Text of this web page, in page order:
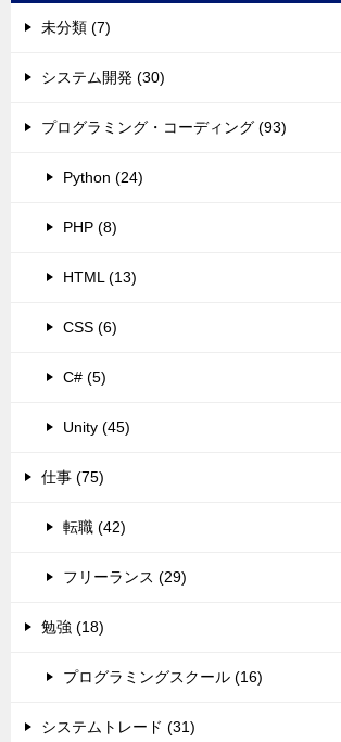
未分類 (7)
システム開発 (30)
プログラミング・コーディング (93)
Python (24)
PHP (8)
HTML (13)
CSS (6)
C# (5)
Unity (45)
仕事 (75)
転職 (42)
フリーランス (29)
勉強 (18)
プログラミングスクール (16)
システムトレード (31)